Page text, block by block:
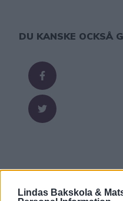
Lindas Bakskola &
DU KANSKE OCKSÅ